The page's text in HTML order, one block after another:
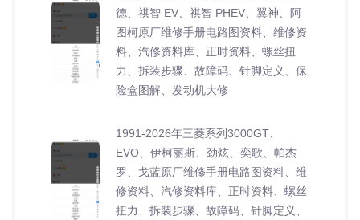
德、祺智 EV、祺智 PHEV、翼神、阿
图柯原厂维修手册电路图资料、维修资
料、汽修资料库、正时资料、螺丝扭
力、拆装步骤、故障码、针脚定义、保
险盒图解、发动机大修
1991-2026年三菱系列3000GT、
EVO、伊柯丽斯、劲炫、奕歌、帕杰
罗、戈蓝原厂维修手册电路图资料、维
修资料、汽修资料库、正时资料、螺丝
扭力、拆装步骤、故障码、针脚定义、